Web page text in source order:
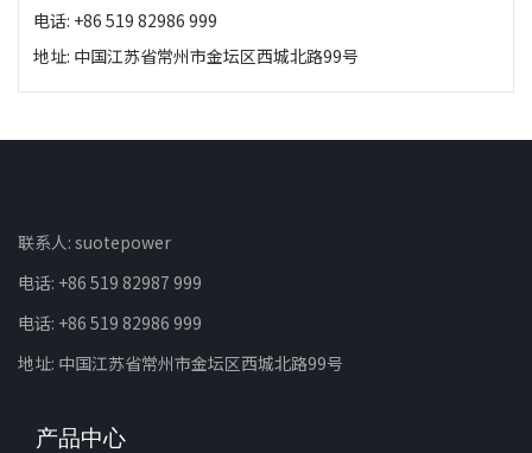
电话: +86 519 82986 999
地址: 中国江苏省常州市金坛区西城北路99号
联系人: suotepower
电话: +86 519 82987 999
电话: +86 519 82986 999
地址: 中国江苏省常州市金坛区西城北路99号
产品中心